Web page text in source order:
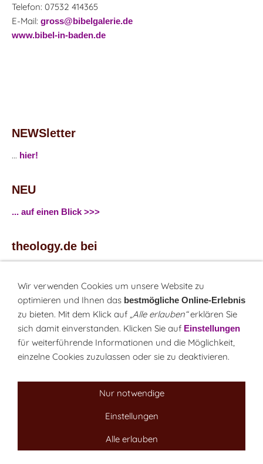
Telefon: 07532 414365
E-Mail: gross@bibelgalerie.de
www.bibel-in-baden.de
NEWSletter
... hier!
NEU
... auf einen Blick >>>
theology.de bei
...Twitter
Monatsrätsel
Rätseln & Gewinnen!
Über unsKontakt
Wir verwenden Cookies um unsere Website zu
optimieren und Ihnen das bestmögliche Online-Erlebnis
zu bieten. Mit dem Klick auf „Alle erlauben“erklären Sie
sich damit einverstanden. Klicken Sie auf Einstellungen
für weiterführende Informationen und die Möglichkeit,
einzelne Cookies zuzulassen oder sie zu deaktivieren.
Nur notwendige
Einstellungen
Alle erlauben